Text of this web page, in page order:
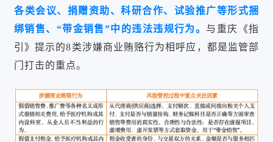
各类会议、捐赠资助、科研合作、试验推广等形式捆
绑销售、“带金销售”中的违法违规行为。 与重庆《指
引》提示的8类涉嫌商业贿赂行为相呼应，都是监管部
门打击的重点。